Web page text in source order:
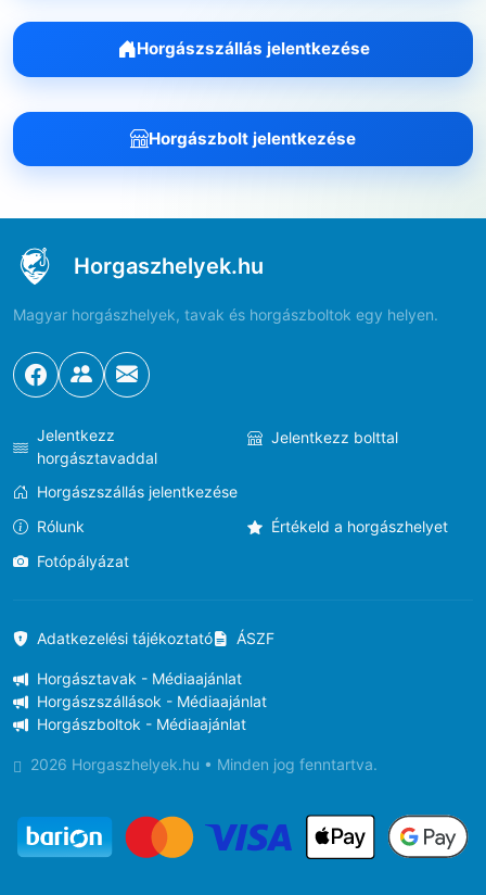
Horgászszállás jelentkezése
Horgászbolt jelentkezése
Horgaszhelyek.hu
Magyar horgászhelyek, tavak és horgászboltok egy helyen.
Jelentkezz
horgásztavaddal
Jelentkezz bolttal
Horgászszállás jelentkezése
Rólunk
Értékeld a horgászhelyet
Fotópályázat
Adatkezelési tájékoztató ÁSZF
Horgásztavak - Médiaajánlat
Horgászszállások - Médiaajánlat
Horgászboltok - Médiaajánlat
2026 Horgaszhelyek.hu • Minden jog fenntartva.